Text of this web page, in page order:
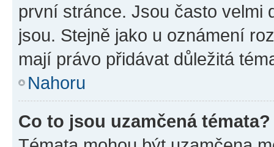
první stránce. Jsou často velmi
jsou. Stejně jako u oznámení
mají právo přidávat důležitá
Nahoru
Co to jsou uzamčená témata?